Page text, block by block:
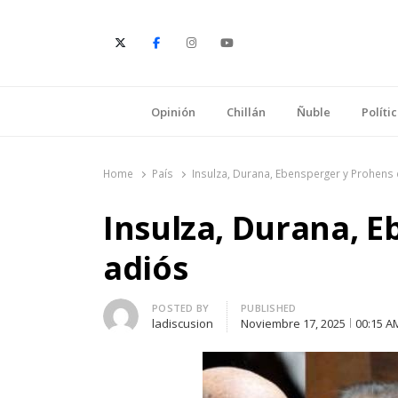
Opinión Chillán Ñuble
Home País Insulza, Durana, Ebensperger y
Insulza, Durana,
adiós
Author
POSTED BY
ladiscusion
PUBLISHED
Noviembre 17, 2025 00:15